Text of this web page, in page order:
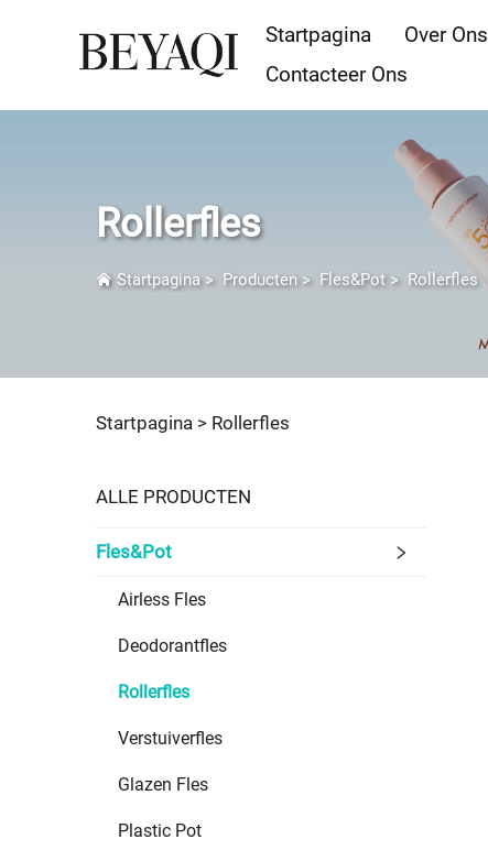
Startpagina Over Ons
Contacteer Ons
Rollerfles
Startpagina> Producten> Fles&Pot> Rollerfles
Startpagina > Rollerfles
ALLE PRODUCTEN
Fles&Pot
Airless Fles
Deodorantfles
Rollerfles
Verstuiverfles
Glazen Fles
Plastic Pot